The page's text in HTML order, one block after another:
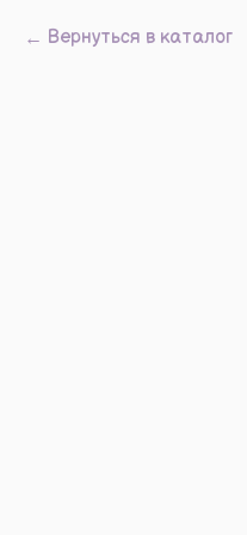
Вернуться в каталог